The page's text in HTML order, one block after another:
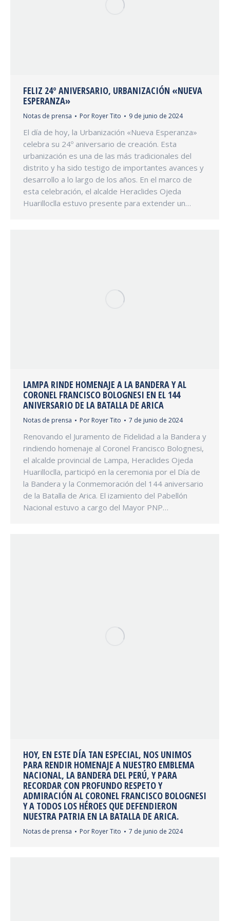
FELIZ 24º ANIVERSARIO, URBANIZACIÓN «NUEVA
ESPERANZA»
Notas de prensa Por Royer Tito 9 de junio de 2024
El día de hoy, la Urbanización «Nueva Esperanza»
celebra su 24º aniversario de creación. Esta
urbanización es una de las más tradicionales del
distrito y ha sido testigo de importantes avances y
desarrollo a lo largo de los años. En el marco de
esta celebración, el alcalde Heraclides Ojeda
Huarilloclla estuvo presente para extender un…
LAMPA RINDE HOMENAJE A LA BANDERA Y AL
CORONEL FRANCISCO BOLOGNESI EN EL 144
ANIVERSARIO DE LA BATALLA DE ARICA
Notas de prensa Por Royer Tito 7 de junio de 2024
Renovando el Juramento de Fidelidad a la Bandera y
rindiendo homenaje al Coronel Francisco Bolognesi,
el alcalde provincial de Lampa, Heraclides Ojeda
Huarilloclla, participó en la ceremonia por el Día de
la Bandera y la Conmemoración del 144 aniversario
de la Batalla de Arica. El izamiento del Pabellón
Nacional estuvo a cargo del Mayor PNP…
HOY, EN ESTE DÍA TAN ESPECIAL, NOS UNIMOS
PARA RENDIR HOMENAJE A NUESTRO EMBLEMA
NACIONAL, LA BANDERA DEL PERÚ, Y PARA
RECORDAR CON PROFUNDO RESPETO Y
ADMIRACIÓN AL CORONEL FRANCISCO BOLOGNESI
Y A TODOS LOS HÉROES QUE DEFENDIERON
NUESTRA PATRIA EN LA BATALLA DE ARICA.
Notas de prensa Por Royer Tito 7 de junio de 2024